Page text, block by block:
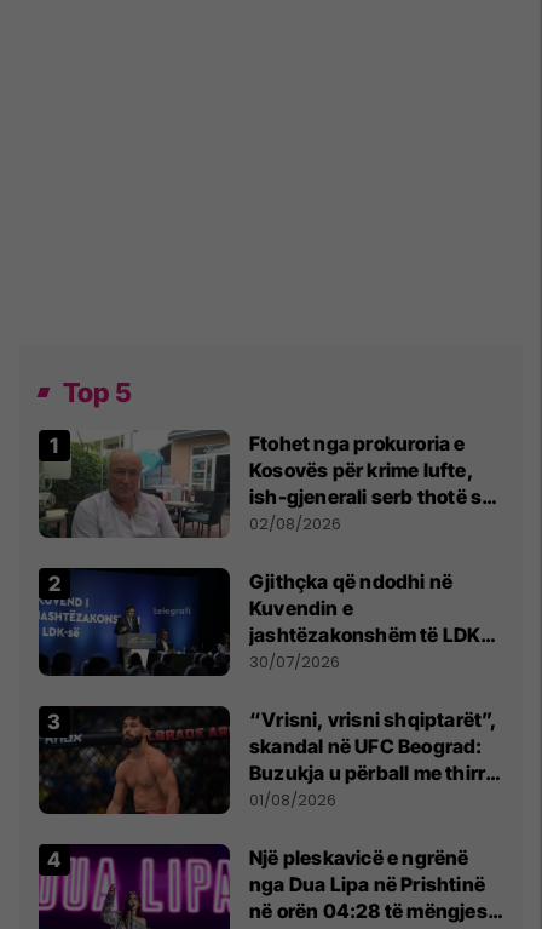
Top 5
Ftohet nga prokuroria e
Kosovës për krime lufte,
ish-gjenerali serb thotë se
dikush e tradhtoi në
02/08/2026
Gjithçka që ndodhi në
Kuvendin e
jashtëzakonshëm të LDK-
së
30/07/2026
“Vrisni, vrisni shqiptarët”,
skandal në UFC Beograd:
Buzukja u përball me thirrje
anti-shqiptare nga
01/08/2026
Një pleskavicë e ngrënë
nga Dua Lipa në Prishtinë
në orën 04:28 të mëngjesit